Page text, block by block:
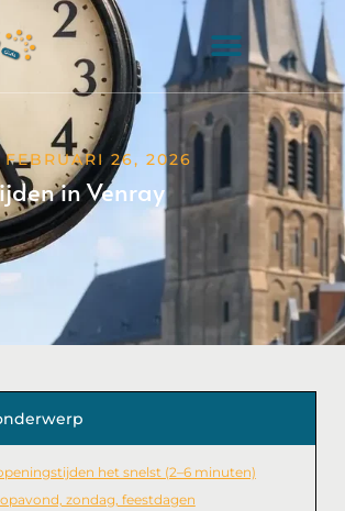
FEBRUARI 26, 2026
in Venray
het snelst (2–6 minuten)
zondag, feestdagen